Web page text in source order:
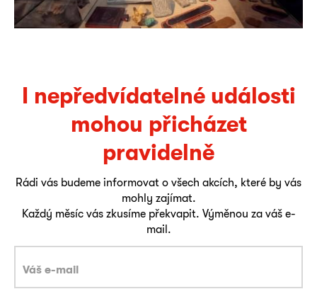
I nepředvídatelné události
mohou přicházet
pravidelně
Rádi vás budeme informovat o všech akcích, které by vás
mohly zajímat.
Každý měsíc vás zkusíme překvapit. Výměnou za váš e-
mail.